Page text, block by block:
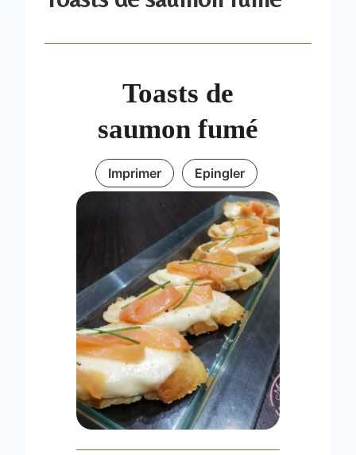
Toasts de
saumon fumé
Imprimer Epingler